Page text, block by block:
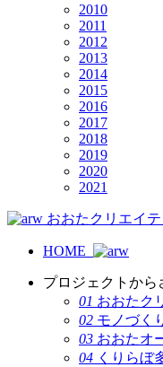
2010
2011
2012
2013
2014
2015
2016
2017
2018
2019
2020
2021
おおたクリエイ
HOME
プロジェクトから
01 おおたク
02 モノづく
03 おおたオ
04 くりらぼ